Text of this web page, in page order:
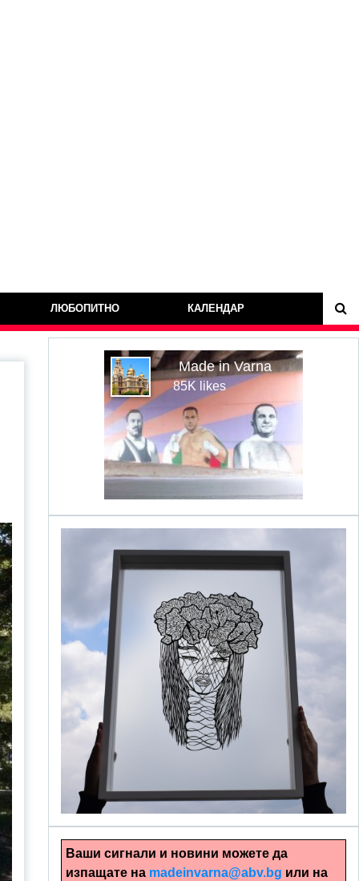
ЛЮБОПИТНО КАЛЕНДАР
Made in Varna
85K likes
alinapapercut.com
Ръчно изрязани картини
Ваши сигнали и новини можете да
изпащате на madeinvarna@abv.bg или на